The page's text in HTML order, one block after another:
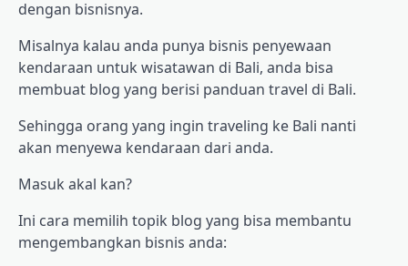
dengan bisnisnya.
Misalnya kalau anda punya bisnis penyewaan
kendaraan untuk wisatawan di Bali, anda bisa
membuat blog yang berisi panduan travel di Bali.
Sehingga orang yang ingin traveling ke Bali nanti
akan menyewa kendaraan dari anda.
Masuk akal kan?
Ini cara memilih topik blog yang bisa membantu
mengembangkan bisnis anda: